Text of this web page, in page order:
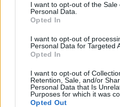
I want to opt-out of the Sale
Personal Data.
Opted In
I want to opt-out of
Personal Data for Targeted
Opted In
I want to opt-out of
Retention, Sale, and/or
Personal Data that Is
Purposes for which it was
Opted Out
Στους 42 °C η
στην Πελοπόννησο
Υψηλές θερμοκρασίες
Πελοπόννησο να φτάνει τους
Κατηγορία Επικαιρότητα